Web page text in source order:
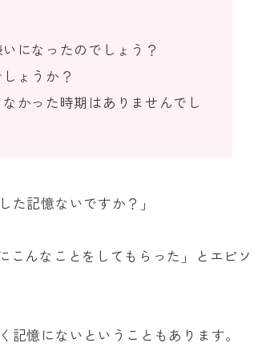
になったのでしょう？
ょうか？
かった時期はありませんでし
た記憶ないですか？」
んなことをしてもらった」とエピソ
憶にないということもあります。